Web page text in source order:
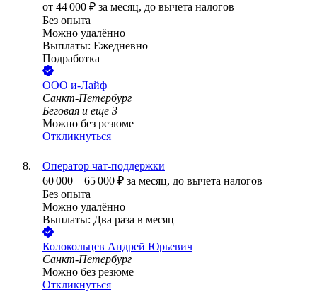
от 44 000 ₽ за месяц, до вычета налогов
Без опыта
Можно удалённо
Выплаты: Ежедневно
Подработка
ООО и-Лайф
Санкт-Петербург
Беговая и еще 3
Можно без резюме
Откликнуться
Оператор чат-поддержки
60 000 – 65 000 ₽ за месяц, до вычета налогов
Без опыта
Можно удалённо
Выплаты: Два раза в месяц
Колокольцев Андрей Юрьевич
Санкт-Петербург
Можно без резюме
Откликнуться